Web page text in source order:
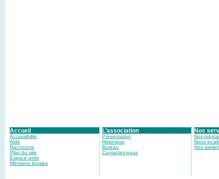
Accueil
Accessibilité
Aide
Raccourcis
Plan du site
Espace privé
Mentions légales
L’association
Présentation
Historique
Bureau
Contactez-nous
Nos
Nos
Nous
Nos